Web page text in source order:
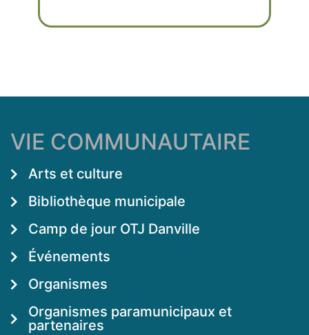
VIE COMMUNAUTAIRE
Arts et culture
Bibliothèque municipale
Camp de jour OTJ Danville
Événements
Organismes
Organismes paramunicipaux et
partenaires